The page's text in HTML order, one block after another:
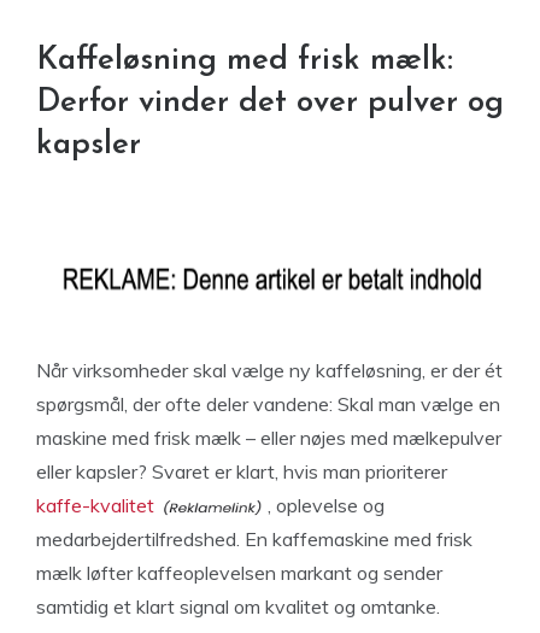
Kaffeløsning med frisk mælk:
Derfor vinder det over pulver og
kapsler
Når virksomheder skal vælge ny kaffeløsning, er der ét
spørgsmål, der ofte deler vandene: Skal man vælge en
maskine med frisk mælk – eller nøjes med mælkepulver
eller kapsler? Svaret er klart, hvis man prioriterer
kaffe-kvalitet
, oplevelse og
medarbejdertilfredshed. En kaffemaskine med frisk
mælk løfter kaffeoplevelsen markant og sender
samtidig et klart signal om kvalitet og omtanke.